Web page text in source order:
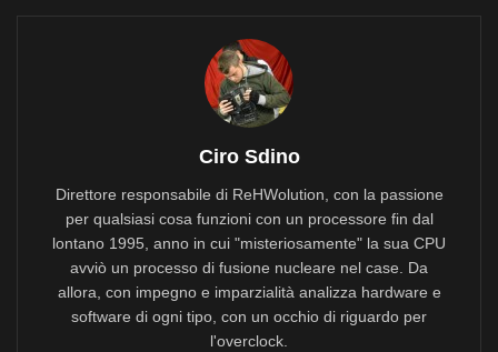
Ciro Sdino
Direttore responsabile di ReHWolution, con la passione
per qualsiasi cosa funzioni con un processore fin dal
lontano 1995, anno in cui "misteriosamente" la sua CPU
avviò un processo di fusione nucleare nel case. Da
allora, con impegno e imparzialità analizza hardware e
software di ogni tipo, con un occhio di riguardo per
l'overclock.